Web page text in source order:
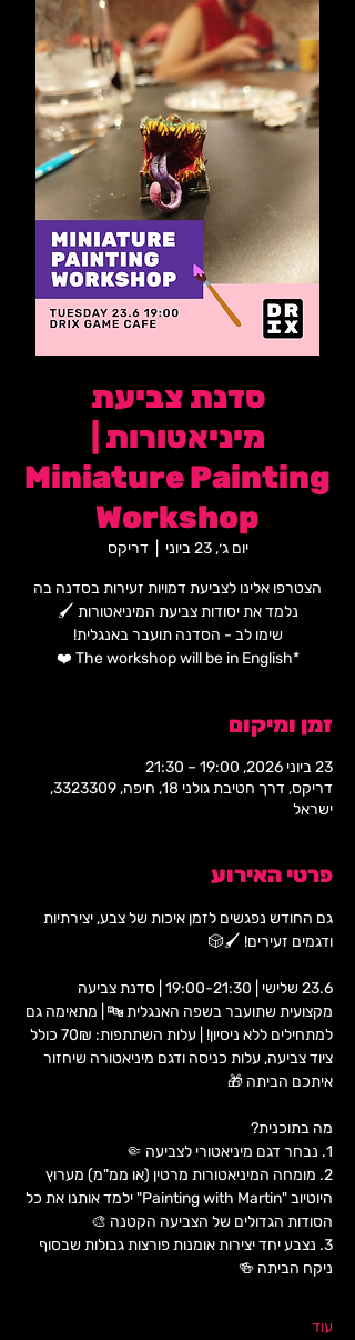
סדנת צביעת
מיניאטורות |
Miniature Painting
Workshop
יום ג׳, 23 ביוני
  |
דריקס
הצטרפו אלינו לצביעת דמויות זעירות בסדנה בה
*The workshop will be in English ❤️
זמן ומיקום
23 ביוני 2026, 19:00 – 21:30
דריקס, דרך חטיבת גולני 18, חיפה, 3323309,
ישראל
פרטי האירוע
גם החודש נפגשים לזמן איכות של צבע, יצירתיות
ודגמים זעירים! 🖌️🎲
23.6 שלישי | 19:00-21:30 | סדנת צביעה
מקצועית שתועבר בשפה האנגלית 🔤 | מתאימה גם
למתחילים ללא ניסיון! | עלות השתתפות: 70₪ כולל
ציוד צביעה, עלות כניסה ודגם מיניאטורה שיחזור
איתכם הביתה 🎁
מה בתוכנית?
1. נבחר דגם מיניאטורי לצביעה 🤏
2. מומחה המיניאטורות מרטין (או ממ"מ) מערוץ
היוטיוב "Painting with Martin" ילמד אותנו את כל
הסודות הגדולים של הצביעה הקטנה 🎨
3. ‏נצבע יחד יצירות אומנות פורצות גבולות שבסוף
ניקח הביתה 🍻
עוד